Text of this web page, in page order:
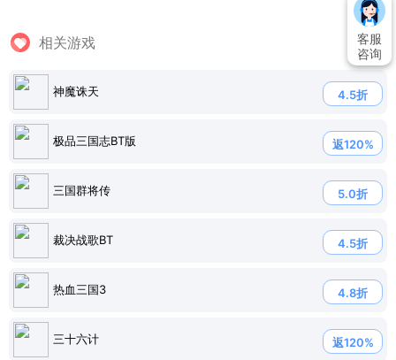
相关游戏
神魔诛天 4.5折
极品三国志BT版 返120%
三国群将传 5.0折
裁决战歌BT 4.5折
热血三国3 4.8折
三十六计 返120%
客服
咨询